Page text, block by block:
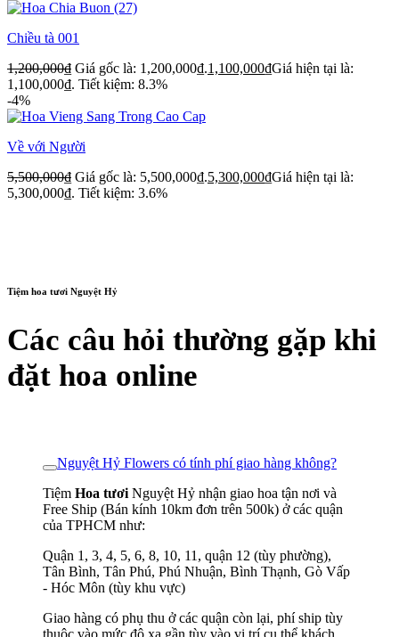
Chiều tà 001
1,200,000₫ Giá gốc là: 1,200,000₫.1,100,000₫Giá hiện tại là:
1,100,000₫. Tiết kiệm: 8.3%
-4%
Về với Người
5,500,000₫ Giá gốc là: 5,500,000₫.5,300,000₫Giá hiện tại là:
5,300,000₫. Tiết kiệm: 3.6%
Tiệm hoa tươi Nguyệt Hỷ
Các câu hỏi thường gặp khi
đặt hoa online
Nguyệt Hỷ Flowers có tính phí giao hàng không?
Tiệm Hoa tươi Nguyệt Hỷ nhận giao hoa tận nơi và
Free Ship (Bán kính 10km đơn trên 500k) ở các quận
của TPHCM như:
Quận 1, 3, 4, 5, 6, 8, 10, 11, quận 12 (tùy phường),
Tân Bình, Tân Phú, Phú Nhuận, Bình Thạnh, Gò Vấp
- Hóc Môn (tùy khu vực)
Giao hàng có phụ thu ở các quận còn lại, phí ship tùy
thuộc vào mức độ xa gần tùy vào vị trí cụ thể khách